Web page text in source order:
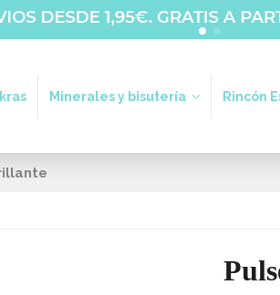
Minerales y bisutería Rincón